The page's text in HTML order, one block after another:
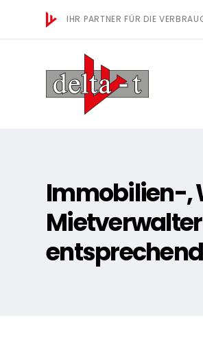
IHR PARTNER FÜR DIE
Immobilien-,